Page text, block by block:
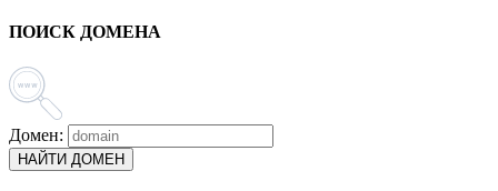
ПОИСК ДОМЕНА
Домен:
НАЙТИ ДОМЕН